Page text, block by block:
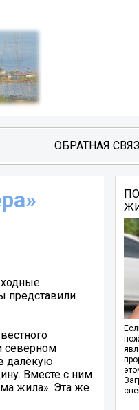
ОБРАТНАЯ
представили
северном
далёкую
Вместе с ним
жила». Эта же